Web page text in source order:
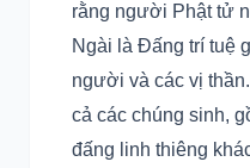
rằng người Phật tử
Ngài là Đấng trí tuệ
người và các vị
cả các chúng sinh,
đấng linh thiêng